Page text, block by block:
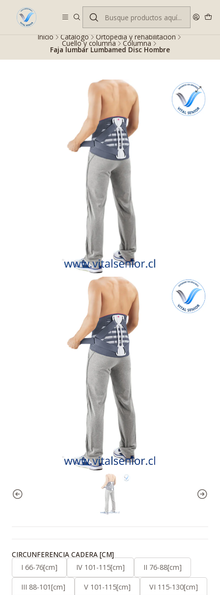
Despacho gratis en RM desde $100.000. Revisa las condiciones.
Inicio Catálogo Ortopedia y rehabilitación
Cuello y columna Columna
Faja lumbar Lumbamed Disc Hombre
CIRCUNFERENCIA CADERA [CM]
I 66-76[cm]
IV 101-115[cm] II 76-88[cm]
III 88-101[cm] V 101-115[cm] VI 115-130[cm]